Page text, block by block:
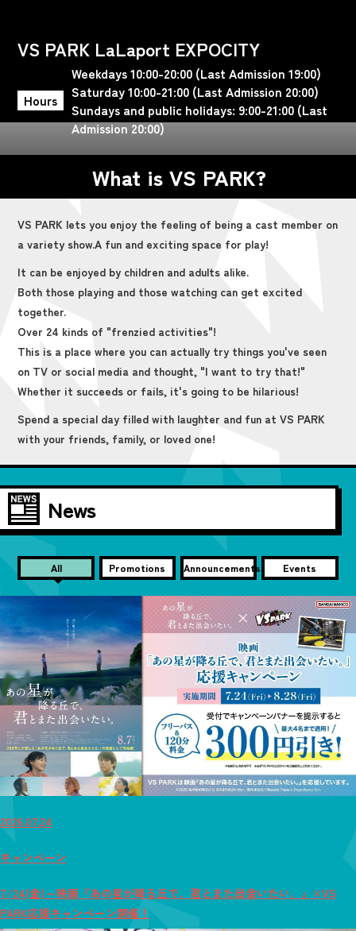
VS PARK LaLaport EXPOCITY
Hours
Weekdays 10:00-20:00 (Last Admission 19:00)
Saturday 10:00-21:00 (Last Admission 20:00)
Sundays and public holidays: 9:00-21:00 (Last
Admission 20:00)
What is VS PARK?
VS PARK lets you enjoy the feeling of being a cast member on
a variety show.A fun and exciting space for play!
It can be enjoyed by children and adults alike.
Both those playing and those watching can get excited
together.
Over 24 kinds of "frenzied activities"!
This is a place where you can actually try things you've seen
on TV or social media and thought, "I want to try that!"
Whether it succeeds or fails, it's going to be hilarious!
Spend a special day filled with laughter and fun at VS PARK
with your friends, family, or loved one!
News
All Promotions Announcements Events
2026.07.24
キャンペーン
7/24(金)～映画『あの星が降る丘で、君とまた出会いたい。』×VS
PARK応援キャンペーン開催！